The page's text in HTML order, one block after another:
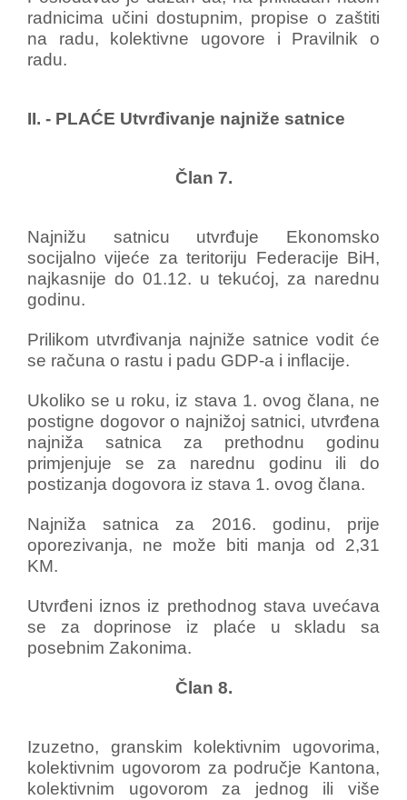
radnicima učini dostupnim, propise o zaštiti
na radu, kolektivne ugovore i Pravilnik o
radu.
II. - PLAĆE Utvrđivanje najniže satnice
Član 7.
Najnižu satnicu utvrđuje Ekonomsko
socijalno vijeće za teritoriju Federacije BiH,
najkasnije do 01.12. u tekućoj, za narednu
godinu.
Prilikom utvrđivanja najniže satnice vodit će
se računa o rastu i padu GDP-a i inflacije.
Ukoliko se u roku, iz stava 1. ovog člana, ne
postigne dogovor o najnižoj satnici, utvrđena
najniža satnica za prethodnu godinu
primjenjuje se za narednu godinu ili do
postizanja dogovora iz stava 1. ovog člana.
Najniža satnica za 2016. godinu, prije
oporezivanja, ne može biti manja od 2,31
KM.
Utvrđeni iznos iz prethodnog stava uvećava
se za doprinose iz plaće u skladu sa
posebnim Zakonima.
Član 8.
Izuzetno, granskim kolektivnim ugovorima,
kolektivnim ugovorom za područje Kantona,
kolektivnim ugovorom za jednog ili više